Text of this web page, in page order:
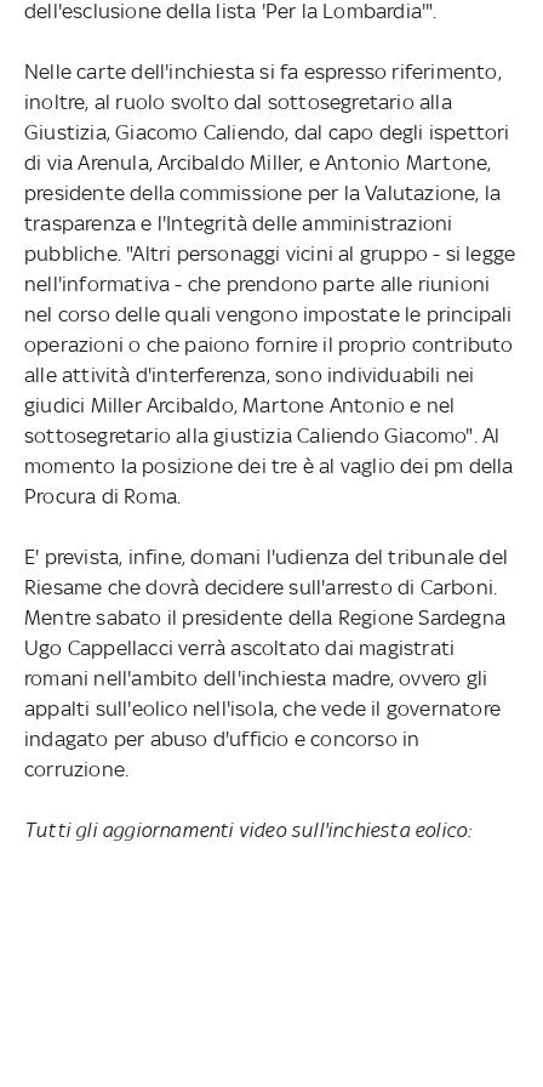
dell'esclusione della lista 'Per la Lombardia'".
Nelle carte dell'inchiesta si fa espresso riferimento,
inoltre, al ruolo svolto dal sottosegretario alla
Giustizia, Giacomo Caliendo, dal capo degli ispettori
di via Arenula, Arcibaldo Miller, e Antonio Martone,
presidente della commissione per la Valutazione, la
trasparenza e l'Integrità delle amministrazioni
pubbliche. "Altri personaggi vicini al gruppo - si legge
nell'informativa - che prendono parte alle riunioni
nel corso delle quali vengono impostate le principali
operazioni o che paiono fornire il proprio contributo
alle attività d'interferenza, sono individuabili nei
giudici Miller Arcibaldo, Martone Antonio e nel
sottosegretario alla giustizia Caliendo Giacomo". Al
momento la posizione dei tre è al vaglio dei pm della
Procura di Roma.
E' prevista, infine, domani l'udienza del tribunale del
Riesame che dovrà decidere sull'arresto di Carboni.
Mentre sabato il presidente della Regione Sardegna
Ugo Cappellacci verrà ascoltato dai magistrati
romani nell'ambito dell'inchiesta madre, ovvero gli
appalti sull'eolico nell'isola, che vede il governatore
indagato per abuso d'ufficio e concorso in
corruzione.
Tutti gli aggiornamenti video sull'inchiesta eolico: